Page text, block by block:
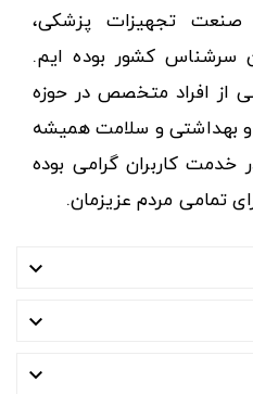
صنعت تجهیزات پزشکی،
کشور بوده ایم.
از افراد متخصص در حوزه
بهداشتی و سلامت همیشه
خدمت کاربران گرامی بوده
تمامی مردم عزیزمان.


